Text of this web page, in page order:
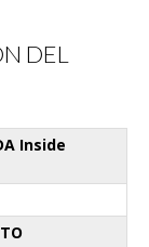
DEL
Inside